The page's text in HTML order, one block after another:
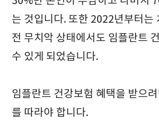
는 것입니다. 또한 2022년부터는
전 무치악 상태에서도 임플란트
수 있게 되었습니다.
임플란트 건강보험 혜택을 받으
를 따라야 합니다.